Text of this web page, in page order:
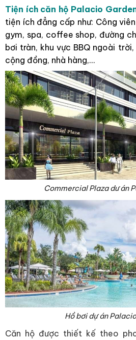
Tiện ích căn hộ Palacio
tiện ích đẳng cấp như: Công
gym, spa, coffee shop, đường
bơi tràn, khu vực BBQ ngoài
cộng đồng, nhà hàng,…
Commercial Plaza dư án
Hồ bơi dự án
Căn hộ được thiết kế theo